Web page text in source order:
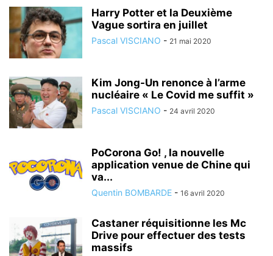
Harry Potter et la Deuxième
Vague sortira en juillet
Pascal VISCIANO - 21 mai 2020
Kim Jong-Un renonce à l’arme
nucléaire « Le Covid me suffit »
Pascal VISCIANO - 24 avril 2020
PoCorona Go! , la nouvelle
application venue de Chine qui
va...
Quentin BOMBARDE - 16 avril 2020
Castaner réquisitionne les Mc
Drive pour effectuer des tests
massifs